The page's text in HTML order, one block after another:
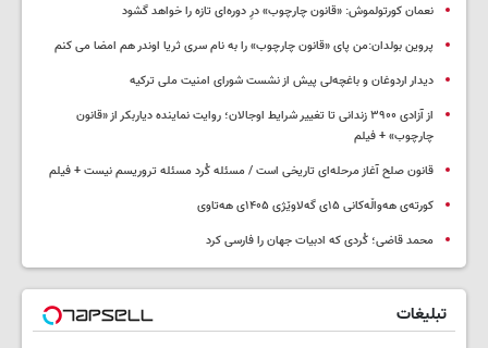
نعمان کورتولموش: «قانون چارچوب» درِ دوره‌ای تازه را خواهد گشود
پروین بولدان:من پای «قانون چارچوب» را به نام سری ثریا اوندر هم امضا می کنم
دیدار اردوغان و باغچه‌لی پیش از نشست شورای امنیت ملی ترکیه
از آزادی ۳۹۰۰ زندانی تا تغییر شرایط اوجالان؛ روایت نماینده دیاربکر از «قانون
چارچوب» + فیلم
قانون صلح آغاز مرحله‌ای تاریخی است / مسئله کُرد مسئله تروریسم نیست + فیلم
کورتەی هەواڵەکانی ۱۵ی گەلاوێژی ۱۴۰۵ی هەتاوی
محمد قاضی؛ کُردی که ادبیات جهان را فارسی کرد
تبلیغات